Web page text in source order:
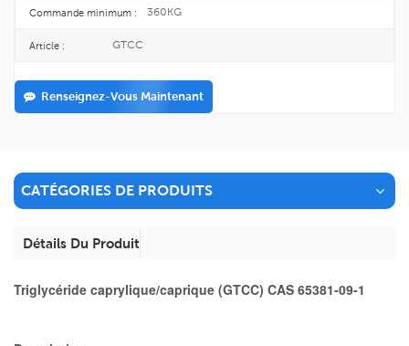
Commande minimum : 360KG
Article : GTCC
Renseignez-Vous Maintenant
CATÉGORIES DE PRODUITS
Détails Du Produit
Triglycéride caprylique/caprique (GTCC) CAS 65381-09-1